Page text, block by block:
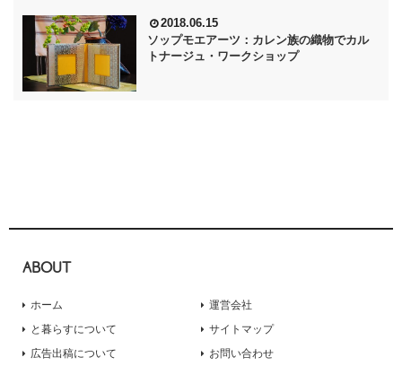
2018.06.15
ソップモエアーツ：カレン族の織物でカル
トナージュ・ワークショップ
ABOUT
ホーム
と暮らすについて
広告出稿について
運営会社
サイトマップ
お問い合わせ